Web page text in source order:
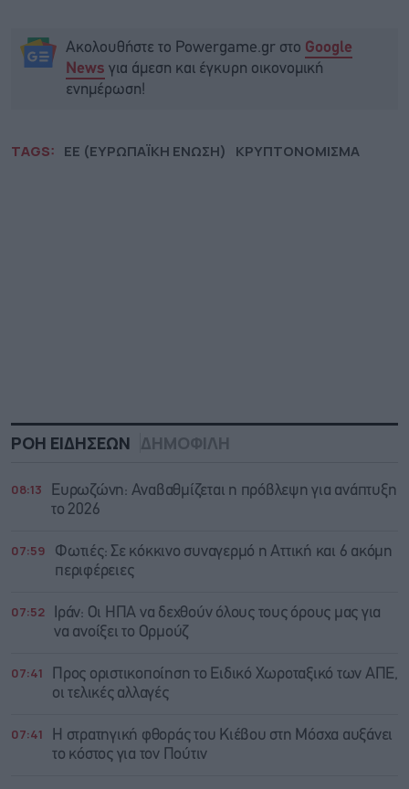
Ακολουθήστε το Powergame.gr στο Google
News για άμεση και έγκυρη οικονομική
ενημέρωση!
TAGS: ΕΕ (ΕΥΡΩΠΑΪΚΗ ΕΝΩΣΗ) ΚΡΥΠΤΟΝΟΜΙΣΜΑ
ΡΟΗ ΕΙΔΗΣΕΩΝ ΔΗΜΟΦΙΛΗ
08:13
Ευρωζώνη: Αναβαθμίζεται η πρόβλεψη για ανάπτυξη
το 2026
07:59
Φωτιές: Σε κόκκινο συναγερμό η Αττική και 6 ακόμη
περιφέρειες
07:52
Ιράν: Οι ΗΠΑ να δεχθούν όλους τους όρους μας για
να ανοίξει το Ορμούζ
07:41
Προς οριστικοποίηση το Ειδικό Χωροταξικό των ΑΠΕ,
οι τελικές αλλαγές
07:41
Η στρατηγική φθοράς του Κιέβου στη Μόσχα αυξάνει
το κόστος για τον Πούτιν